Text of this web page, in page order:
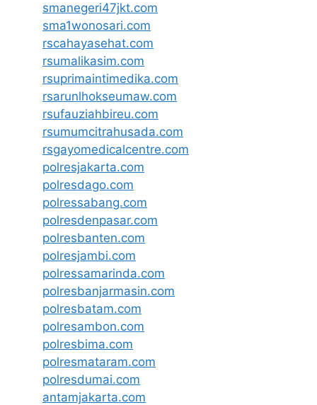
smanegeri47jkt.com
sma1wonosari.com
rscahayasehat.com
rsumalikasim.com
rsuprimaintimedika.com
rsarunlhokseumaw.com
rsufauziahbireu.com
rsumumcitrahusada.com
rsgayomedicalcentre.com
polresjakarta.com
polresdago.com
polressabang.com
polresdenpasar.com
polresbanten.com
polresjambi.com
polressamarinda.com
polresbanjarmasin.com
polresbatam.com
polresambon.com
polresbima.com
polresmataram.com
polresdumai.com
antamjakarta.com